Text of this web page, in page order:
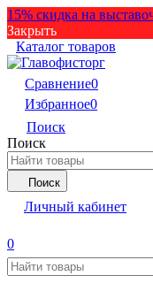
15% скидка на
Закрыть
Каталог товаров
Сравнение0
Избранное0
Поиск
Поиск
Поиск
Личный кабинет
0